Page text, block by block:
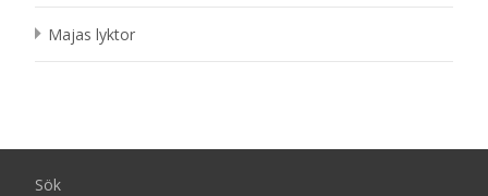
Majas lyktor
Sök